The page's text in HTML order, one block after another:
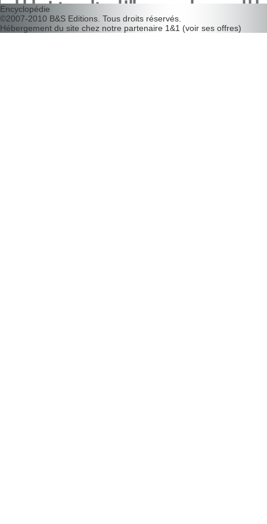
Encyclopédie
©2007-2010 B&S Editions . Tous droits réservés.
Hébergement du site chez notre partenaire 1&1 (voir ses offres)